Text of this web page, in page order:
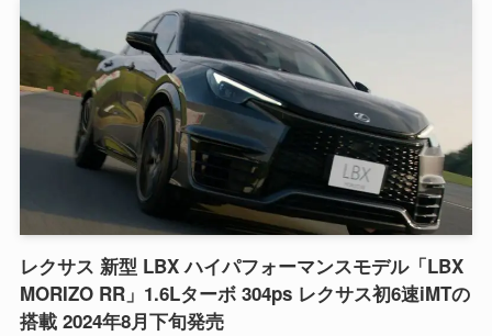
レクサス 新型 LBX ハイパフォーマンスモデル「LBX
MORIZO RR」1.6Lターボ 304ps レクサス初6速iMTの
搭載 2024年8月下旬発売